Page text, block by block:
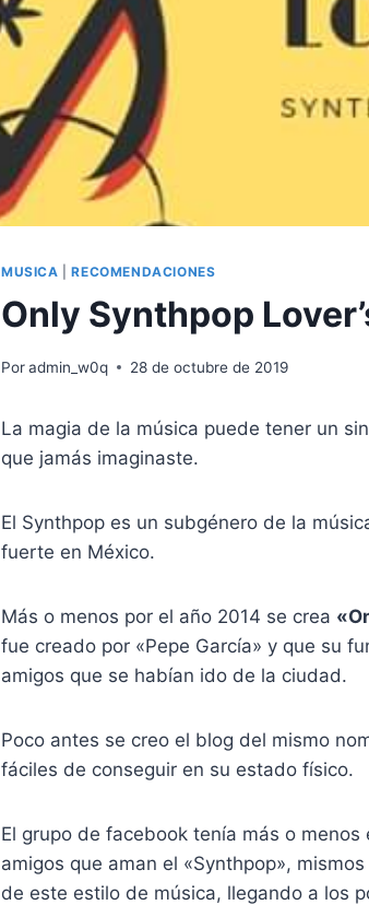
MUSICA |RECOMENDACIONES
Only Synthpop
Poradmin_w0q 28 de octubre de 2019
La magia de la música puede tener un
que jamás imaginaste.
El Synthpop es un subgénero de la
fuerte en México.
Más o menos por el año 2014 se crea
fue creado por «Pepe García» y que su
amigos que se habían ido de la ciudad.
Poco antes se creo el blog del mismo
fáciles de conseguir en su estado físico.
El grupo de facebook tenía más o
amigos que aman el «Synthpop»,
de este estilo de música, llegando a los